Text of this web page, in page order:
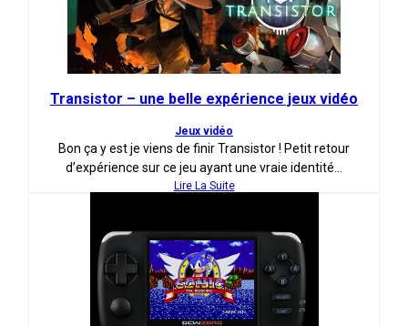
Transistor – une belle expérience jeux vidéo
Jeux vidéo
Bon ça y est je viens de finir Transistor ! Petit retour
d’expérience sur ce jeu ayant une vraie identité...
Lire La Suite